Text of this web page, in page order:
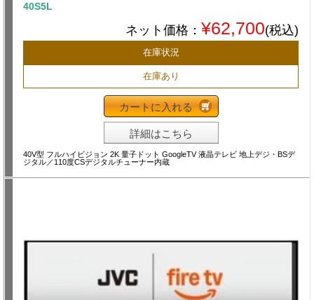
40S5L
ネット価格： ¥62,700(税込)
在庫状況
在庫あり
カートに入れる
詳細はこちら
40V型 フルハイビジョン 2K 量子ドット GoogleTV 液晶テレビ 地上デジ・BSデ
ジタル／110度CSデジタルチューナー内蔵